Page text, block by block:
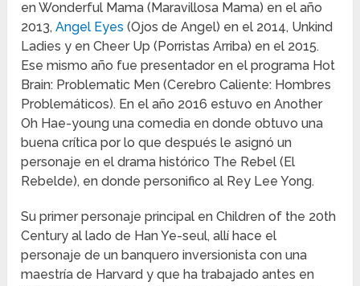
en Wonderful Mama (Maravillosa Mama) en el año
2013,Angel Eyes (Ojos de Angel) en el 2014, Unkind
Ladies y en Cheer Up (Porristas Arriba) en el 2015.
Ese mismo año fue presentador en el programa Hot
Brain: Problematic Men (Cerebro Caliente: Hombres
Problemáticos). En el año 2016 estuvo en Another
Oh Hae-young una comedia en donde obtuvo una
buena crítica por lo que después le asignó un
personaje en el drama histórico The Rebel (El
Rebelde), en donde personifico al Rey Lee Yong.
Su primer personaje principal en Children of the 20th
Century al lado de Han Ye-seul, allí hace el
personaje de un banquero inversionista con una
maestría de Harvard y que ha trabajado antes en